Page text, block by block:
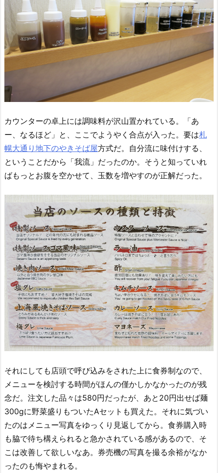
カウンターの卓上には調味料が沢山置かれている。「あ
ー、なるほど」と、ここでようやく合点が入った。要は札
幌大通り地下のやきそば屋方式だ。自分流に味付けする、
ということだから「我流」だったのか。そうと知っていれ
ばもっとお腹を空かせて、玉数を増やすのが正解だった。
それにしても店頭で呼び込みをされた上に食券制なので、
メニューを検討する時間がほんの僅かしかなかったのが残
念だ。注文した品々は580円だったが、あと20円出せば麺
300gに野菜盛りもついたAセットも買えた。それに気づい
たのはメニュー写真をゆっくり見返してから。食券購入時
も脇で待ち構えられると急かされている感があるので、そ
こは改善して欲しいなあ。券売機の写真を撮る余裕がなか
ったのも悔やまれる。